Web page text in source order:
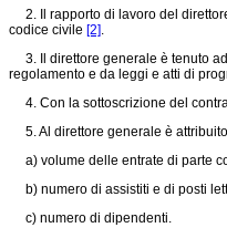
2. Il rapporto di lavoro del
codice civile [2].
3. Il direttore generale è tenuto
regolamento e da leggi e atti di
4. Con la sottoscrizione del
5. Al direttore generale è
a) volume delle entrate di parte
b) numero di assistiti e di posti
c) numero di dipendenti.